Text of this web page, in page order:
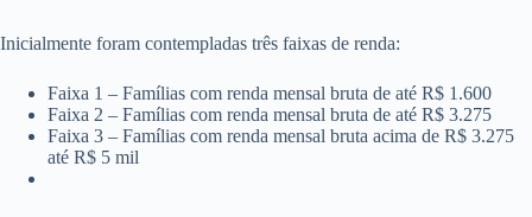
Inicialmente foram contempladas três faixas de renda:
Faixa 1 – Famílias com renda mensal bruta de até R$ 1.600
Faixa 2 – Famílias com renda mensal bruta de até R$ 3.275
Faixa 3 – Famílias com renda mensal bruta acima de R$ 3.275
até R$ 5 mil